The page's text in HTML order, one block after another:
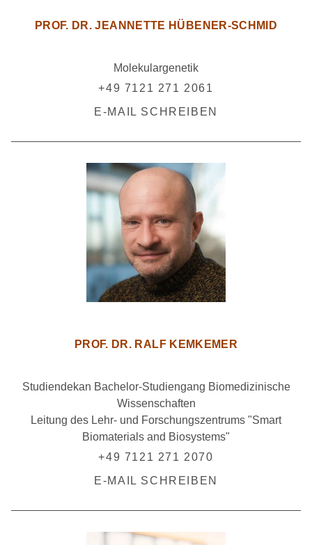
PROF. DR. JEANNETTE HÜBENER-SCHMID
Molekulargenetik
+49 7121 271 2061
E-MAIL SCHREIBEN
PROF. DR. RALF KEMKEMER
Studiendekan Bachelor-Studiengang Biomedizinische
Wissenschaften
Leitung des Lehr- und Forschungszentrums "Smart
Biomaterials and Biosystems"
+49 7121 271 2070
E-MAIL SCHREIBEN